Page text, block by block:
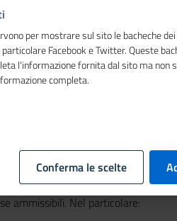
di Milano Monza Brianza
informativo che si svolgerà il
la sede di Assolombarda
le caratteristiche e le
ambientale, proponendo nuove
produttivi. Ilcontributo a
fino ad € 80.000 arrivando a
ammissibili. Nel particolare:
per mostrare sul sito le bacheche
Facebook e Twitter. Queste
l'informazione fornita dal sito ma non
completa.
Conferma le scelte